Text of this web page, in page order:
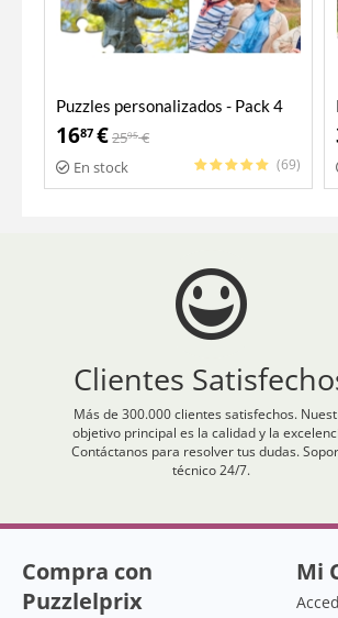
Puzzles personalizados - Pack 4
en 1
1687 €2595 €
En stock
(69)
Clientes
Más de 300.000 clientes satisfechos.
objetivo principal es la calidad y la
Contáctanos para resolver tus dudas.
técnico 24/7.
Compra con
Puzzlelprix
Mi